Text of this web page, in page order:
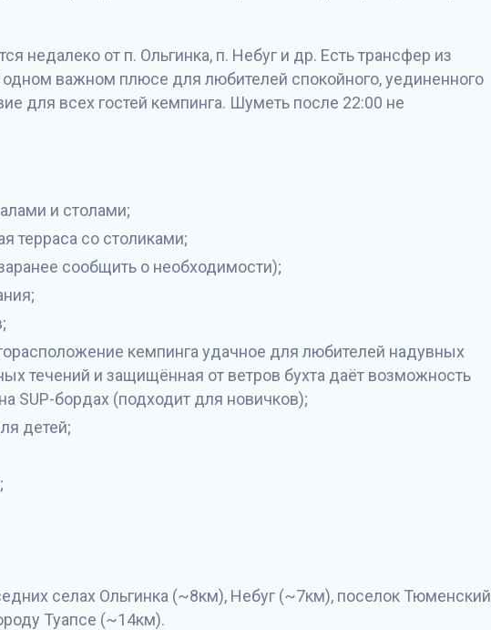
недалеко от п. Ольгинка, п. Небуг и др. Есть трансфер из
важном плюсе для любителей спокойного, уединенного
для всех гостей кемпинга. Шуметь после 22:00 не
и столами;
терраса со столиками;
сообщить о необходимости);
кемпинга удачное для любителей надувных
течений и защищëнная от ветров бухта даëт возможность
SUP-бордах (подходит для новичков);
детей;
селах Ольгинка (~8км), Небуг (~7км), поселок Тюменский
Туапсе (~14км).